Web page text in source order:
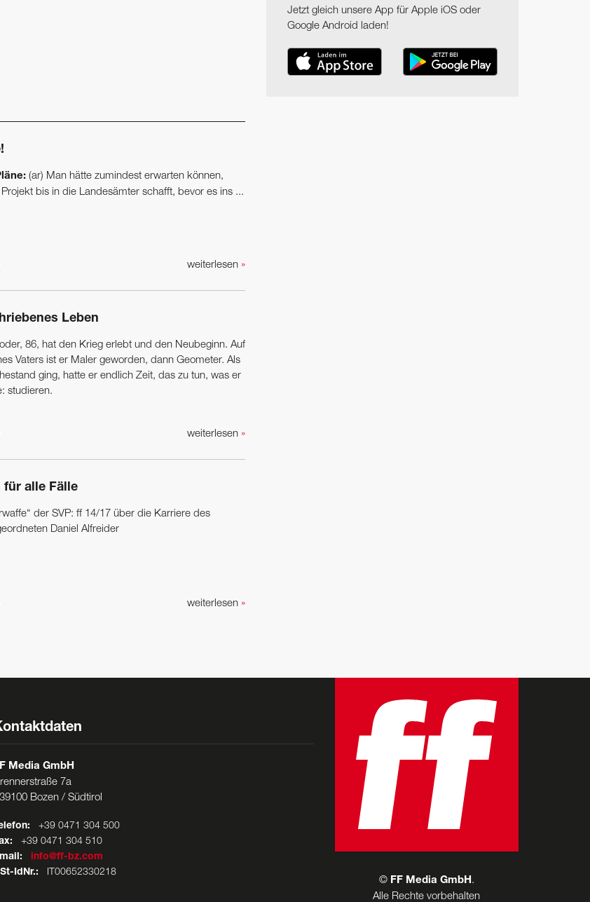
(ar) Man hätte zumindest erwarten können,
bis in die Landesämter schafft, bevor es ins ...
weiterlesen »
Leben
86, hat den Krieg erlebt und den Neubeginn. Auf
Vaters ist er Maler geworden, dann Geometer. Als
ging, hatte er endlich Zeit, das zu tun, was er
studieren.
weiterlesen »
für alle Fälle
der SVP: ff 14/17 über die Karriere des
­Daniel Alfreider
weiterlesen »
Jetzt gleich unsere App für Apple iOS oder
Google Android laden!
Media GmbH
7a
39100 Bozen / Südtirol
+39 0471 304 500
+39 0471 304 510
info@ff-bz.com
IdNr.: IT00652330218
© FF Media GmbH .
Alle Rechte vorbehalten